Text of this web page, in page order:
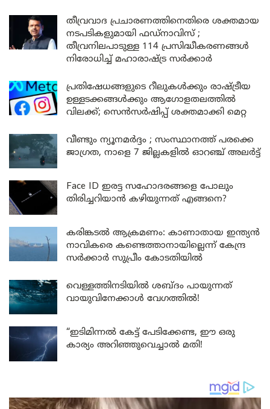
തീവ്രവാദ പ്രചാരണത്തിനെതിരെ ശക്തമായ
നടപടികളുമായി ഫഡ്നാവിസ് ;
തീവ്രനിലപാടുള്ള 114 പ്രസിദ്ധീകരണങ്ങൾ
നിരോധിച്ച് മഹാരാഷ്ട്ര സർക്കാർ
പ്രതിഷേധങ്ങളുടെ റീലുകൾക്കും രാഷ്ട്രീയ
ഉള്ളടക്കങ്ങൾക്കും ആഗോളതലത്തിൽ
വിലക്ക്; സെൻസർഷിപ്പ് ശക്തമാക്കി മെറ്റ
വീണ്ടും ന്യൂനമർദ്ദം ; സംസ്ഥാനത്ത് പരക്കെ
ജാഗ്രത, നാളെ 7 ജില്ലകളിൽ ഓറഞ്ച് അലർട്ട്
Face ID ഇരട്ട സഹോദരങ്ങളെ പോലും
തിരിച്ചറിയാൻ കഴിയുന്നത് എങ്ങനെ?
കരിങ്കടൽ ആക്രമണം: കാണാതായ ഇന്ത്യൻ
നാവികരെ കണ്ടെത്താനായില്ലെന്ന് കേന്ദ്ര
സർക്കാർ സുപ്രീം കോടതിയിൽ
വെള്ളത്തിനടിയിൽ ശബ്ദം പായുന്നത്
വായുവിനേക്കാൾ വേഗത്തിൽ!
“ഇടിമിന്നൽ കേട്ട് പേടിക്കേണ്ട, ഈ ഒരു
കാര്യം അറിഞ്ഞുവെച്ചാൽ മതി!